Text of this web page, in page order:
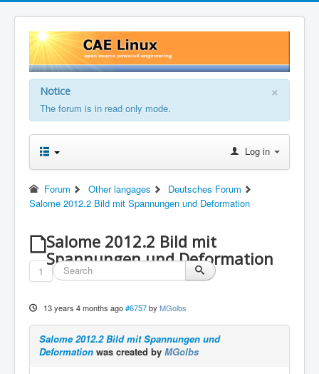
×
Notice
The forum is in read only mode.
Log in
Forum Other langages
Deutsches Forum
Salome 2012.2 Bild mit Spannungen und Deformation
Salome 2012.2 Bild mit
Spannungen und Deformation
1
13 years 4 months ago #6757 by MGolbs
Salome 2012.2 Bild mit Spannungen und
Deformation was created by MGolbs